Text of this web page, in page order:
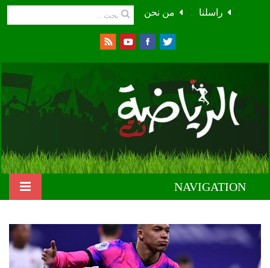
من نحن راسلنا
NAVIGATION